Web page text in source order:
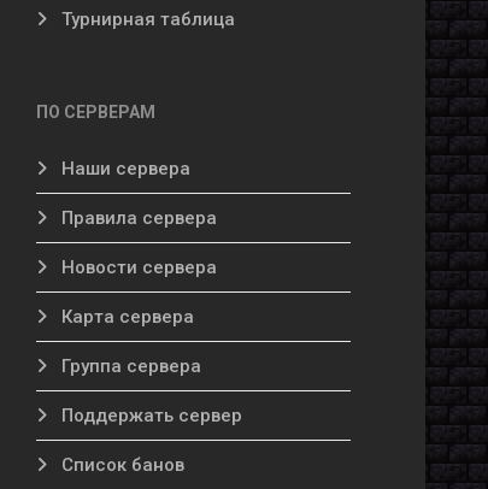
Турнирная таблица
ПО СЕРВЕРАМ
Наши сервера
Правила сервера
Новости сервера
Карта сервера
Группа сервера
Поддержать сервер
Список банов